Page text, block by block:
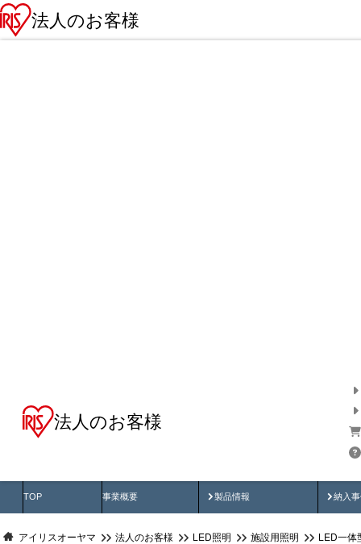
法人のお客様
法人のお客様
TOP 事業概要 製品情報
製品動画 納入
納
アイリスオーヤマ 法人のお客様 LED照明 施設用照明 LED一体